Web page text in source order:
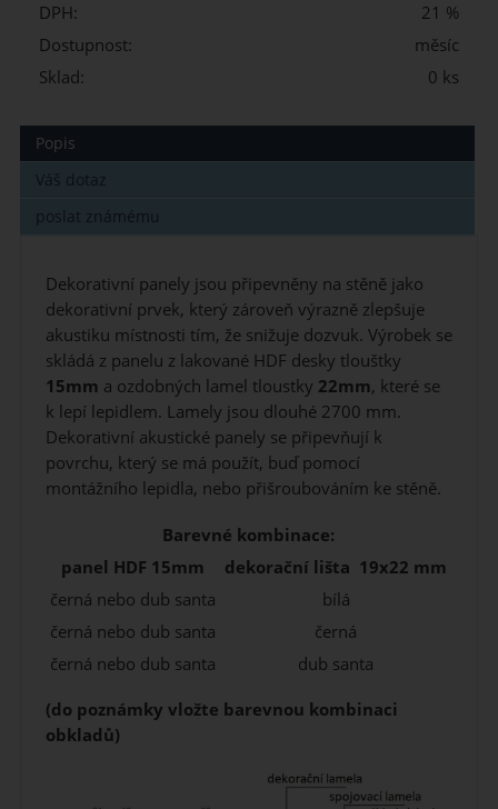
DPH:
21 %
Dostupnost:
měsíc
Sklad:
0 ks
Popis
Váš dotaz
poslat známému
Dekorativní panely jsou připevněny na stěně jako
dekorativní prvek, který zároveň výrazně zlepšuje
akustiku místnosti tím, že snižuje dozvuk. Výrobek se
skládá z panelu z lakované HDF desky tlouštky
15mm a ozdobných lamel tloustky 22mm, které se
k lepí lepidlem. Lamely jsou dlouhé 2700 mm.
Dekorativní akustické panely se připevňují k
povrchu, který se má použít, buď pomocí
montážního lepidla, nebo přišroubováním ke stěně.
Barevné kombinace:
panel HDF 15mm
dekorační lišta 19x22 mm
černá nebo dub santa
bílá
černá nebo dub santa
černá
černá nebo dub santa
dub santa
(do poznámky vložte barevnou kombinaci
obkladů)